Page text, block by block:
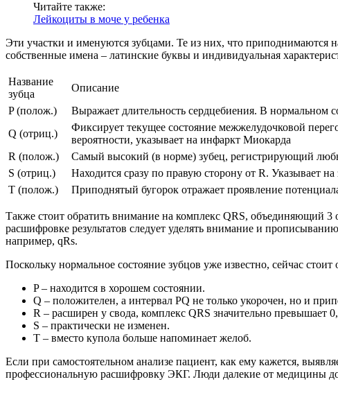
Читайте также:
Лейкоциты в моче у ребенка
Эти участки и именуются зубцами. Те из них, что приподнимаются
собственные имена – латинские буквы и индивидуальная
Название
зубца
Описание
P (полож.)
Выражает длительность сердцебиения. В нормальном
Q (отриц.)
Фиксирует текущее состояние межжелудочковой
вероятности, указывает на инфаркт Миокарда
R (полож.)
Самый высокий (в норме) зубец, регистрирующий
S (отриц.)
Находится сразу по правую сторону от R. Указывает
T (полож.)
Приподнятый бугорок отражает проявление
Также стоит обратить внимание на комплекс QRS, объединяющий
расшифровке результатов следует уделять внимание и
например, qRs.
Поскольку нормальное состояние зубцов уже известно, сейчас
P – находится в хорошем состоянии.
Q – положителен, а интервал PQ не только укорочен, но и
R – расширен у свода, комплекс QRS значительно превышает
S – практически не изменен.
T – вместо купола больше напоминает желоб.
Если при самостоятельном анализе пациент, как ему кажется,
профессиональную расшифровку ЭКГ. Люди далекие от медицины